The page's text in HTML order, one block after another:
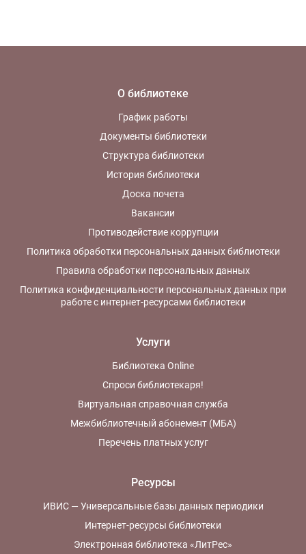
О библиотеке
График работы
Документы библиотеки
Структура библиотеки
История библиотеки
Доска почета
Вакансии
Противодействие коррупции
Политика обработки персональных данных библиотеки
Правила обработки персональных данных
Политика конфиденциальности персональных данных при
работе с интернет-ресурсами библиотеки
Услуги
Библиотека Online
Спроси библиотекаря!
Виртуальная справочная служба
Межбиблиотечный абонемент (МБА)
Перечень платных услуг
Ресурсы
ИВИС — Универсальные базы данных периодики
Интернет-ресурсы библиотеки
Электронная библиотека «ЛитРес»